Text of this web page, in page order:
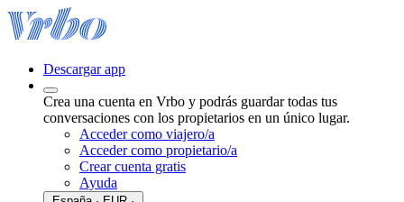
Descargar app
Crea una cuenta en Vrbo y podrás guardar todas tus
conversaciones con los propietarios en un único lugar.
Acceder como viajero/a
Acceder como propietario/a
Crear cuenta gratis
Ayuda